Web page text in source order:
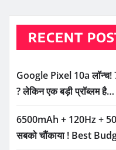
RECENT
Google Pixel 10a
? लेकिन एक बड़ी प्रॉब्लम है…
6500mAh + 120Hz +
सबको चौंकाया ! Best